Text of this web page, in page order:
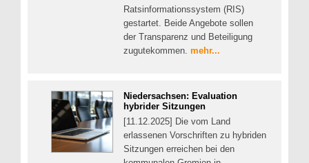
Ratsinformationssystem (RIS)
gestartet. Beide Angebote sollen
der Transparenz und Beteiligung
zugutekommen. mehr...
Niedersachsen: Evaluation
hybrider Sitzungen
[11.12.2025] Die vom Land
erlassenen Vorschriften zu hybriden
Sitzungen erreichen bei den